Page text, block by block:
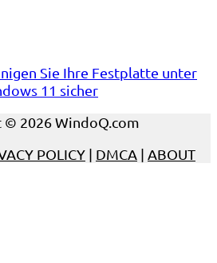
Sie Ihre Festplatte unter
11 sicher
© 2026 WindoQ.com
POLICY | DMCA | ABOUT